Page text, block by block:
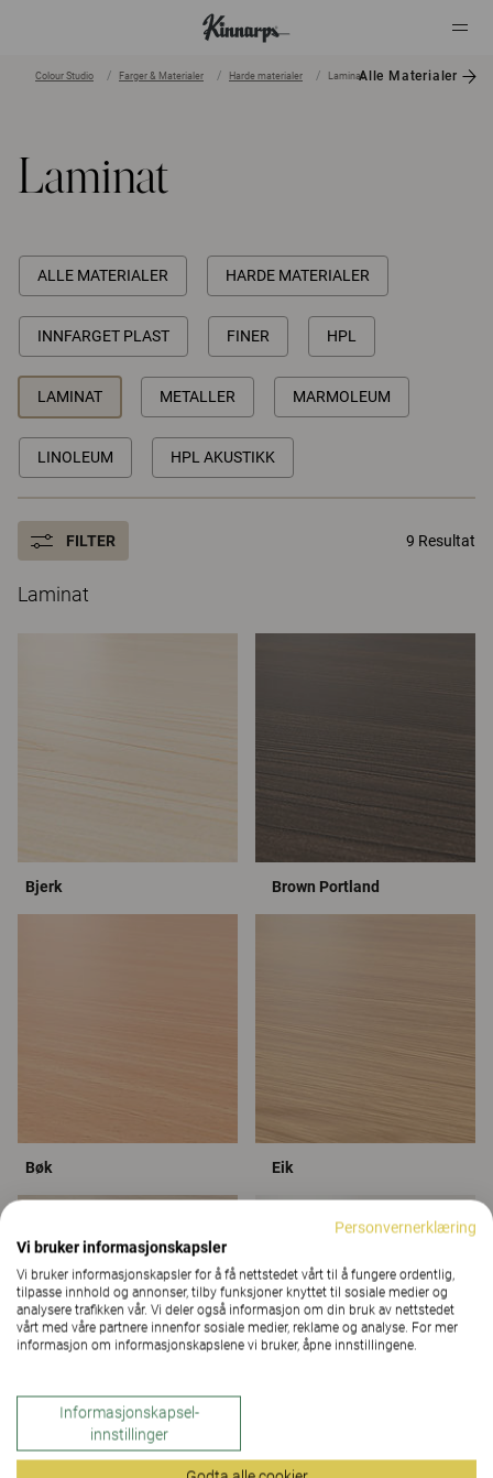
Colour Studio Farger & Materialer Harde materialer LaminatAlle Materialer
Laminat
ALLE MATERIALER HARDE MATERIALER
INNFARGET PLAST FINER HPL
LAMINAT METALLER MARMOLEUM
LINOLEUM HPL AKUSTIKK
FILTER 9 Resultat
Laminat
Bjerk Brown Portland
Bøk Eik
Grå Eik
Personvernerklæring
Vi bruker informasjonskapsler
Vi bruker informasjonskapsler for å få nettstedet vårt til å fungere ordentlig,
tilpasse innhold og annonser, tilby funksjoner knyttet til sosiale medier og
analysere trafikken vår. Vi deler også informasjon om din bruk av nettstedet
vårt med våre partnere innenfor sosiale medier, reklame og analyse. For mer
informasjon om informasjonskapslene vi bruker, åpne innstillingene.
Informasjonskapsel-
innstillinger